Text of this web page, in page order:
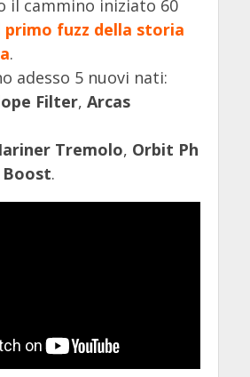
il cammino iniziato 60
primo fuzz della storia
.
adesso 5 nuovi nati:
Filter, Arcas
Tremolo, Orbit Ph
Boost.